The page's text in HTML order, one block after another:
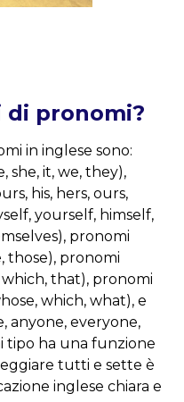
di pronomi?
in inglese sono:
she, it, we, they),
his, hers, ours,
yourself, himself,
pronomi
those), pronomi
that), pronomi
which, what), e
anyone, everyone,
tipo ha una funzione
tutti e sette è
inglese chiara e